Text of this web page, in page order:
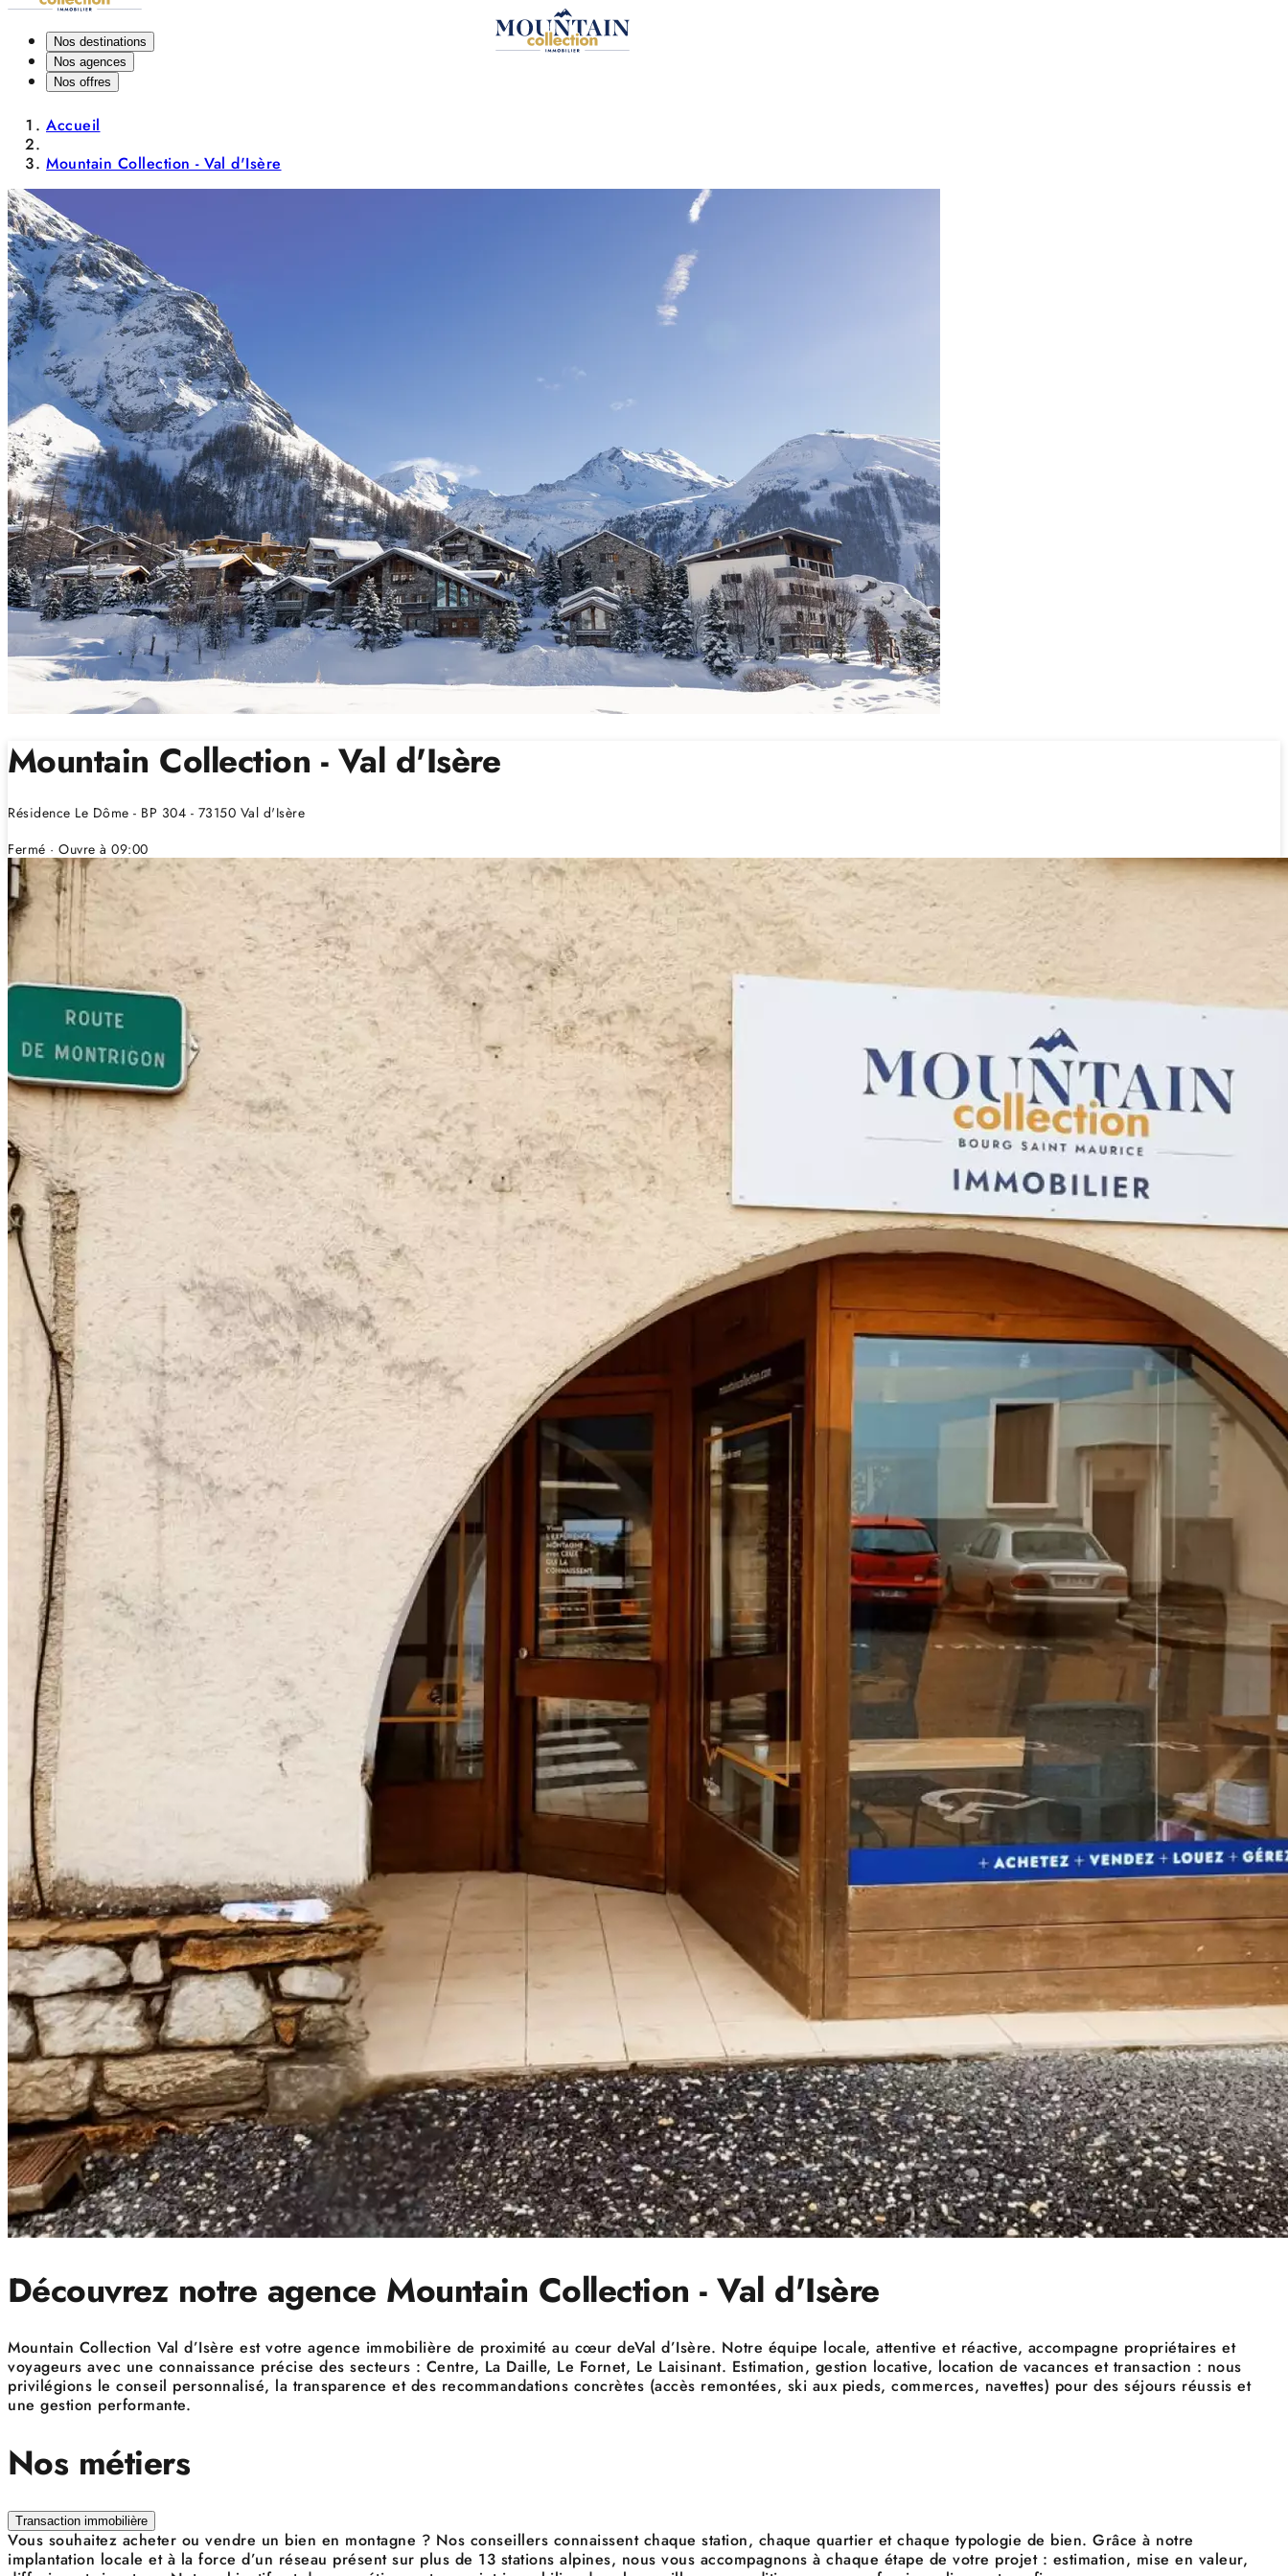
Nos destinations
Nos agences
Nos offres
Accueil
Mountain Collection - Val d'Isère
Mountain Collection - Val d'Isère
Résidence Le Dôme - BP 304 - 73150 Val d'Isère
Fermé · Ouvre à 09:00
Découvrez notre agence Mountain Collection - Val d'Isère
Mountain Collection Val d’Isère est votre agence immobilière de proximité au cœur deVal d’Isère. Notre équipe locale, attentive et réactive, accompagne propriétaires et
voyageurs avec une connaissance précise des secteurs : Centre, La Daille, Le Fornet, Le Laisinant. Estimation, gestion locative, location de vacances et transaction : nous
privilégions le conseil personnalisé, la transparence et des recommandations concrètes (accès remontées, ski aux pieds, commerces, navettes) pour des séjours réussis et
une gestion performante.
Nos métiers
Transaction immobilière
Vous souhaitez acheter ou vendre un bien en montagne ? Nos conseillers connaissent chaque station, chaque quartier et chaque typologie de bien. Grâce à notre
implantation locale et à la force d’un réseau présent sur plus de 13 stations alpines, nous vous accompagnons à chaque étape de votre projet : estimation, mise en valeur,